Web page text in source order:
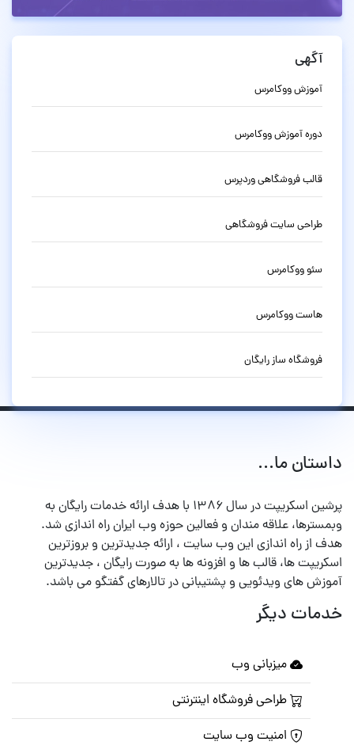
آگهی
آموزش ووکامرس
دوره آموزش ووکامرس
قالب فروشگاهی وردپرس
طراحی سایت فروشگاهی
سئو ووکامرس
هاست ووکامرس
فروشگاه ساز رایگان
داستان ما...
پرشین اسکریپت در سال ۱۳۸۶ با هدف ارائه خدمات رایگان به
وبمسترها، علاقه مندان و فعالین حوزه وب ایران راه اندازی شد.
هدف از راه اندازی این وب سایت ، ارائه جدیدترین و بروزترین
اسکریپت ها، قالب ها و افزونه ها به صورت رایگان ، جدیدترین
آموزش های ویدئویی و پشتیبانی در تالارهای گفتگو می باشد.
خدمات دیگر
میزبانی وب
طراحی فروشگاه اینترنتی
امنیت وب سایت